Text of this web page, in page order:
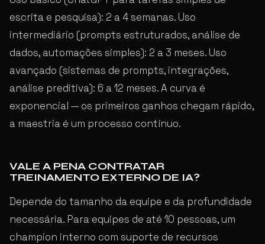
escrita e pesquisa): 2 a 4 semanas. Uso
intermediário (prompts estruturados, análise de
dados, automações simples): 2 a 3 meses. Uso
avançado (sistemas de prompts, integrações,
análise preditiva): 6 a 12 meses. A curva é
exponencial — os primeiros ganhos chegam rápido,
a maestria é um processo contínuo.
VALE A PENA CONTRATAR
TREINAMENTO EXTERNO DE IA?
Depende do tamanho da equipe e da profundidade
necessária. Para equipes de até 10 pessoas, um
champion interno com suporte de recursos